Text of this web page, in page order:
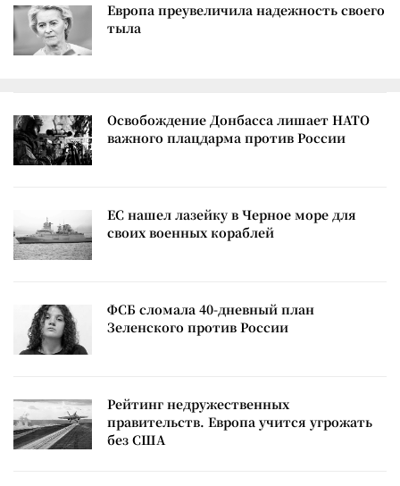
Европа преувеличила надежность своего
тыла
Освобождение Донбасса лишает НАТО
важного плацдарма против России
ЕС нашел лазейку в Черное море для
своих военных кораблей
ФСБ сломала 40-дневный план
Зеленского против России
Рейтинг недружественных
правительств. Европа учится угрожать
без США